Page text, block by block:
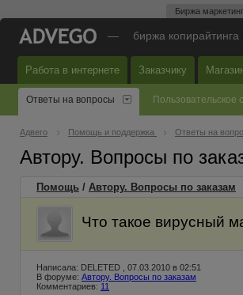
Биржа
— биржа
Работа в интернете Заказчику
Ответы на вопросы Пользовательское
Адвего Помощь и поддержка Ответы на
Автору. Вопросы по
Помощь / Автору. Вопросы по заказам
Что такое вирусный
Написала: DELETED , 07.03.2010 в 02:51
В форуме: Автору. Вопросы по заказам
Комментариев: 11